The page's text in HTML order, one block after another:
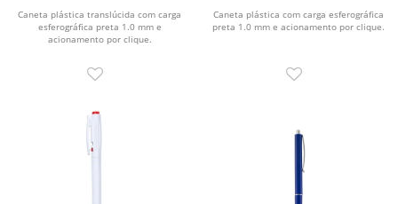
Caneta plástica translúcida com carga
esferográfica preta 1.0 mm e
acionamento por clique.
Caneta plástica com carga esferográfica
preta 1.0 mm e acionamento por clique.